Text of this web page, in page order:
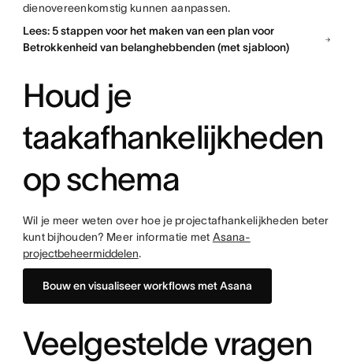
dienovereenkomstig kunnen aanpassen.
Lees: 5 stappen voor het maken van een plan voor
Betrokkenheid van belanghebbenden (met sjabloon)
Houd je
taakafhankelijkheden
op schema
Wil je meer weten over hoe je projectafhankelijkheden beter
kunt bijhouden? Meer informatie met Asana-
projectbeheermiddelen.
Bouw en visualiseer workflows met Asana
Veelgestelde vragen